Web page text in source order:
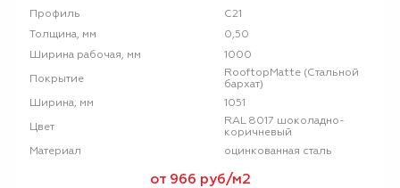
Профиль
С21
Толщина, мм
0,50
Ширина рабочая, мм
1000
Покрытие
RooftopMatte (Стальной
бархат)
Ширина, мм
1051
Цвет
RAL 8017 шоколадно-
коричневый
Материал
оцинкованная сталь
от 966 руб/м2